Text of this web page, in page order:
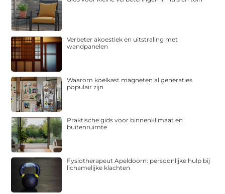
Verbeter akoestiek en uitstraling met
wandpanelen
Waarom koelkast magneten al generaties
populair zijn
Praktische gids voor binnenklimaat en
buitenruimte
Fysiotherapeut Apeldoorn: persoonlijke hulp bij
lichamelijke klachten